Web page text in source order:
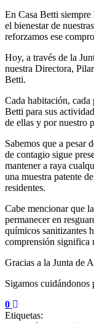
En Casa Betti
el bienestar de
reforzamos ese
Hoy, a través de la
nuestra Directora,
Betti.
Cada habitación, cada
Betti para sus
de ellas y por nuestro
Sabemos que a pesar
de contagio sigue
mantener a raya
una muestra patente
residentes.
Cabe mencionar que
permanecer en
químicos sanitizantes
comprensión significa
Gracias a la Junta de
Sigamos cuidándonos
0
Etiquetas: